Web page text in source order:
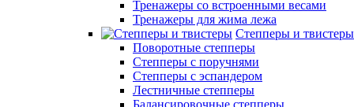
Тренажеры со встроенными весами
Тренажеры для жима лежа
Степперы и твистеры
Поворотные степперы
Степперы с поручнями
Степперы с эспандером
Лестничные степперы
Балансировочные степперы